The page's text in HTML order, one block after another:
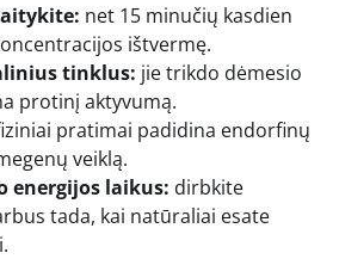
net 15 minučių kasdien
ištvermę.
tinklus: jie trikdo dėmesio
protinį aktyvumą.
pratimai padidina endorfinų
veiklą.
energijos laikus: dirbkite
tada, kai natūraliai esate